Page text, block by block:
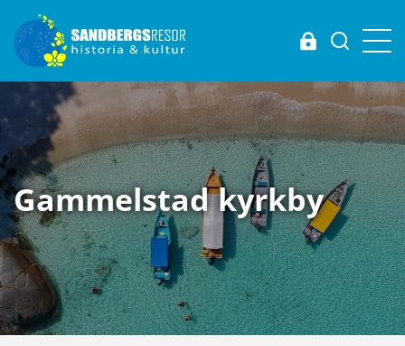
Login
Gammelstad kyrkby